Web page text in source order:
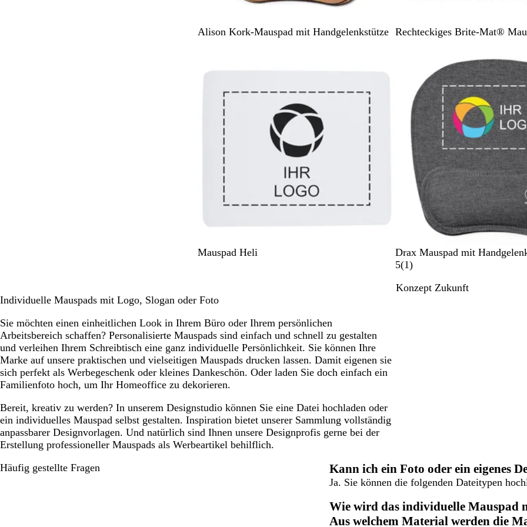
N
Alison Kork-Mauspad mit Handgelenkstütze S
Rechteckiges Brite-Mat®
W
Mauspad Heli
G
r
u
Drax Mauspad mit
5(11
e
)
Konzept Zukunft
Individuelle Mauspads mit Logo, Slogan oder Foto
Sie möchten einen einheitlichen Look in Ihrem Büro oder Ihrem persönlichen
Arbeitsbereich schaffen? Personalisierte Mauspads sind einfach und schnell zu gestalten
und verleihen Ihrem Schreibtisch eine ganz individuelle Persönlichkeit. Sie können Ihre
Marke auf unsere praktischen und vielseitigen Mauspads drucken lassen. Damit eigenen sie
sich perfekt als Werbegeschenk oder kleines Dankeschön. Oder laden Sie doch einfach ein
Familienfoto hoch, um Ihr Homeoffice zu dekorieren.
Bereit, kreativ zu werden? In unserem Designstudio können Sie eine Datei hochladen oder
ein individuelles Mauspad selbst gestalten. Inspiration bietet unserer Sammlung vollständig
anpassbarer Designvorlagen. Und natürlich sind Ihnen unsere Designprofis gerne bei der
Erstellung professioneller Mauspads als Werbeartikel behilflich.
Häufig gestellte Fragen
Kann ich ein Foto oder ein eigenes
Ja. Sie können die folgenden Dateitypen
Wie wird das individuelle Mauspad
Aus welchem Material werden die